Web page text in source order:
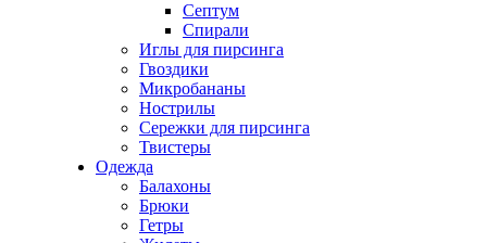
Септум
Спирали
Иглы для пирсинга
Гвоздики
Микробананы
Нострилы
Сережки для пирсинга
Твистеры
Одежда
Балахоны
Брюки
Гетры